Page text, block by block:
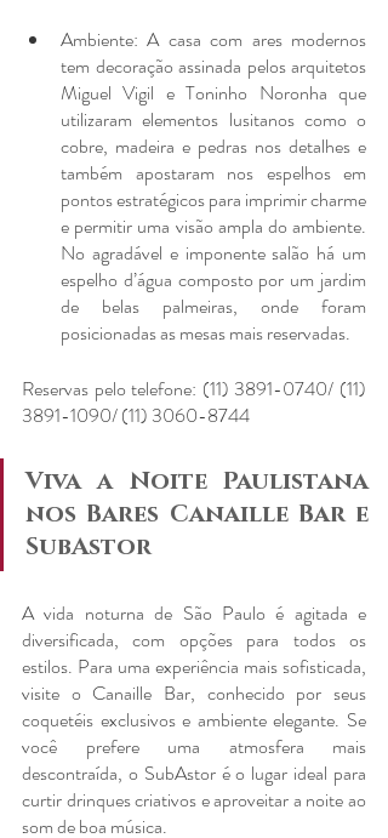
Ambiente: A casa com ares modernos
tem decoração assinada pelos arquitetos
Miguel Vigil e Toninho Noronha que
utilizaram elementos lusitanos como o
cobre, madeira e pedras nos detalhes e
também apostaram nos espelhos em
pontos estratégicos para imprimir charme
e permitir uma visão ampla do ambiente.
No agradável e imponente salão há um
espelho d’água composto por um jardim
de belas palmeiras, onde foram
posicionadas as mesas mais reservadas.
Reservas pelo telefone: (11) 3891-0740/ (11)
3891-1090/ (11) 3060-8744
Viva a Noite Paulistana
nos Bares Canaille Bar e
SubAstor
A vida noturna de São Paulo é agitada e
diversificada, com opções para todos os
estilos. Para uma experiência mais sofisticada,
visite o Canaille Bar, conhecido por seus
coquetéis exclusivos e ambiente elegante. Se
você prefere uma atmosfera mais
descontraída, o SubAstor é o lugar ideal para
curtir drinques criativos e aproveitar a noite ao
som de boa música.